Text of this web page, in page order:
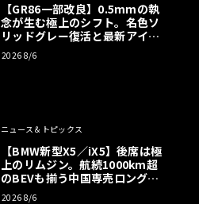
【GR86一部改良】0.5mmの執
念が生む極上のシフト。名色ソ
リッドグレー復活と最新アイサ
イトでFRの極みへ
2026 8/6
ニュース＆トピックス
【BMW新型X5／iX5】後席は極
上のリムジン。航続1000km超
のBEVも揃う中国専売ロング仕
様の全貌
2026 8/6